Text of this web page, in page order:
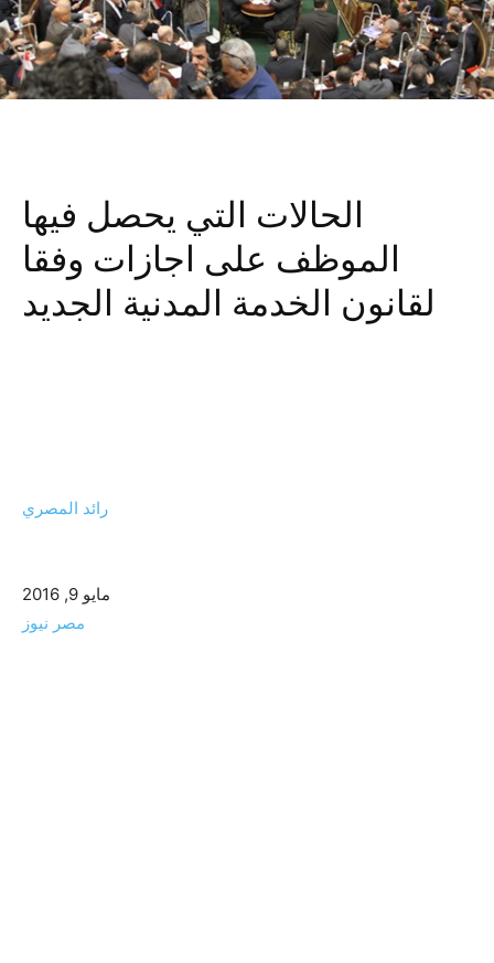
الحالات التي يحصل فيها
الموظف على اجازات وفقا
لقانون الخدمة المدنية الجديد
رائد المصري
مايو 9, 2016
مصر نيوز